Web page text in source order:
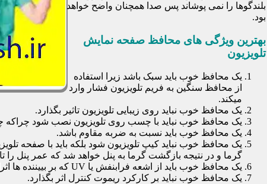
بلندگوها را نمی پوشاند پس صدا همچنان واضح خواهد
بود.
بهترین ویژگی های محافظ صفحه نمایش
تلویزیون
یک محافظ خوب باید سبک باشد زیرا استفاده
از محافظ سنگین به فریم تلویزیون فشار وارد
میکند.
یک محافظ خوب نباید روی زیبایی تلویزیون تاثیر بگذارد.
یک محافظ خوب نباید با چسب روی تلویزیون نصب شود چراکه
یک محافظ خوب باید نسبت به ضربه مقاوم باشد.
یک محافظ خوب نباید کیپ تلویزیون شود بلکه باید با صفحه
گرما و در نتیجه بازگشت گرما به پنل خواهد شد که عمر پنل را تا 30 درصد کاهش خواهد داد.
یک محافظ خوب باید از اشعه فرابنفش یا UV که بر بییننده ها اثرات نا مطلوب می گذارد جلوگیری کند.
یک محافظ خوب نباید بر کارکرد ریموت کنترل اثر بگذارد.